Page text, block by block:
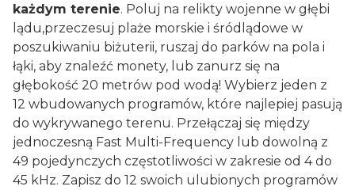
każdym terenie. Poluj na relikty wojenne w głębi
lądu,przeczesuj plaże morskie i śródlądowe w
poszukiwaniu biżuterii, ruszaj do parków na pola i
łąki, aby znaleźć monety, lub zanurz się na
głębokość 20 metrów pod wodą! Wybierz jeden z
12 wbudowanych programów, które najlepiej pasują
do wykrywanego terenu. Przełączaj się między
jednoczesną Fast Multi-Frequency lub dowolną z
49 pojedynczych częstotliwości w zakresie od 4 do
45 kHz. Zapisz do 12 swoich ulubionych programów